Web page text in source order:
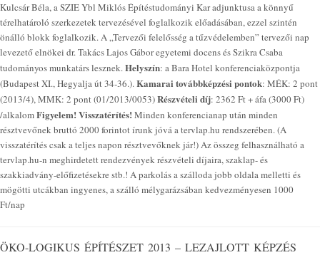
Kulcsár Béla, a SZIE Ybl Miklós Építéstudományi Kar adjunktusa a könnyű
térelhatároló szerkezetek tervezésével foglalkozik előadásában, ezzel szintén
önálló blokk foglalkozik. A „Tervezői felelősség a tűzvédelemben” tervezői nap
levezető elnökei dr. Takács Lajos Gábor egyetemi docens és Szikra Csaba
tudományos munkatárs lesznek.Helyszín: a Bara Hotel konferenciaközpontja
(Budapest XI., Hegyalja út 34-36.).Kamarai továbbképzési pontok: MÉK: 2 pont
(2013/4), MMK: 2 pont (01/2013/0053)Részvételi díj: 2362 Ft + áfa (3000 Ft)
/alkalomFigyelem! Visszatérítés!Minden konferencianap után minden
résztvevőnek bruttó 2000 forintot írunk jóvá a tervlap.hu rendszerében. (A
visszatérítés csak a teljes napon résztvevőknek jár!) Az összeg felhasználható a
tervlap.hu-n meghirdetett rendezvények részvételi díjaira, szaklap- és
szakkiadvány-előfizetésekre stb.! A parkolás a szálloda jobb oldala melletti és
mögötti utcákban ingyenes, a szálló mélygarázsában kedvezményesen 1000
Ft/nap
ÖKO-LOGIKUS ÉPÍTÉSZET 2013 – LEZAJLOTT KÉPZÉS